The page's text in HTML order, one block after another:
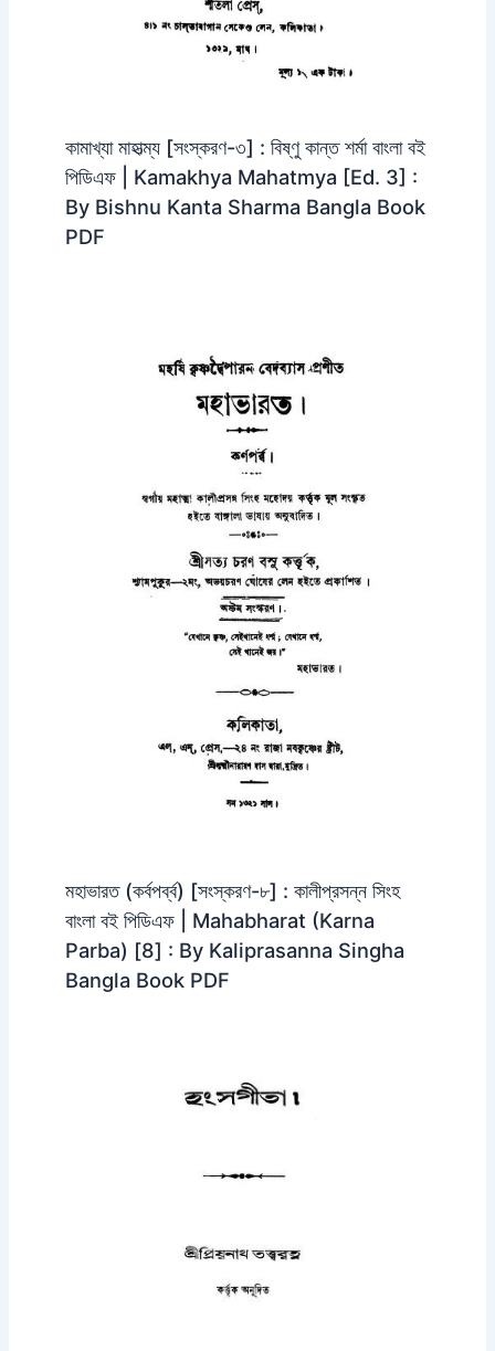
কামাখ্যা মাহাত্ম্য [সংস্করণ-৩] : বিষ্ণু কান্ত শর্মা বাংলা বই
পিডিএফ | Kamakhya Mahatmya [Ed. 3] :
By Bishnu Kanta Sharma Bangla Book
PDF
মহাভারত (কর্বপর্ব্ব) [সংস্করণ-৮] : কালীপ্রসন্ন সিংহ
বাংলা বই পিডিএফ | Mahabharat (Karna
Parba) [8] : By Kaliprasanna Singha
Bangla Book PDF